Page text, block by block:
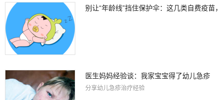
别让“年龄线”挡住保护伞：这几类自费疫苗
医生妈妈经验谈：我家宝宝得了幼儿急疹
分享幼儿急疹治疗经验